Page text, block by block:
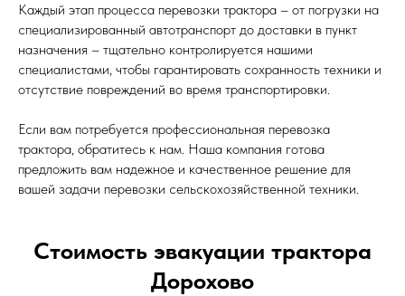
Каждый этап процесса перевозки трактора – от погрузки на
специализированный автотранспорт до доставки в пункт
назначения – тщательно контролируется нашими
специалистами, чтобы гарантировать сохранность техники и
отсутствие повреждений во время транспортировки.
Если вам потребуется профессиональная перевозка
трактора, обратитесь к нам. Наша компания готова
предложить вам надежное и качественное решение для
вашей задачи перевозки сельскохозяйственной техники.
Стоимость эвакуации трактора
Дорохово